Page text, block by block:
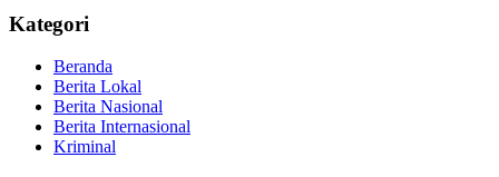
Kategori
Beranda
Berita Lokal
Berita Nasional
Berita Internasional
Kriminal